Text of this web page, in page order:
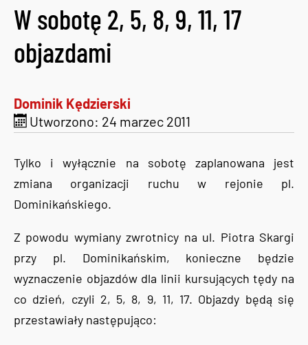
W sobotę 2, 5, 8, 9, 11, 17
objazdami
Dominik Kędzierski
Utworzono: 24 marzec 2011
Tylko i wyłącznie na sobotę zaplanowana jest
zmiana organizacji ruchu w rejonie pl.
Dominikańskiego.
Z powodu wymiany zwrotnicy na ul. Piotra Skargi
przy pl. Dominikańskim, konieczne będzie
wyznaczenie objazdów dla linii kursujących tędy na
co dzień, czyli 2, 5, 8, 9, 11, 17. Objazdy będą się
przestawiały następująco: